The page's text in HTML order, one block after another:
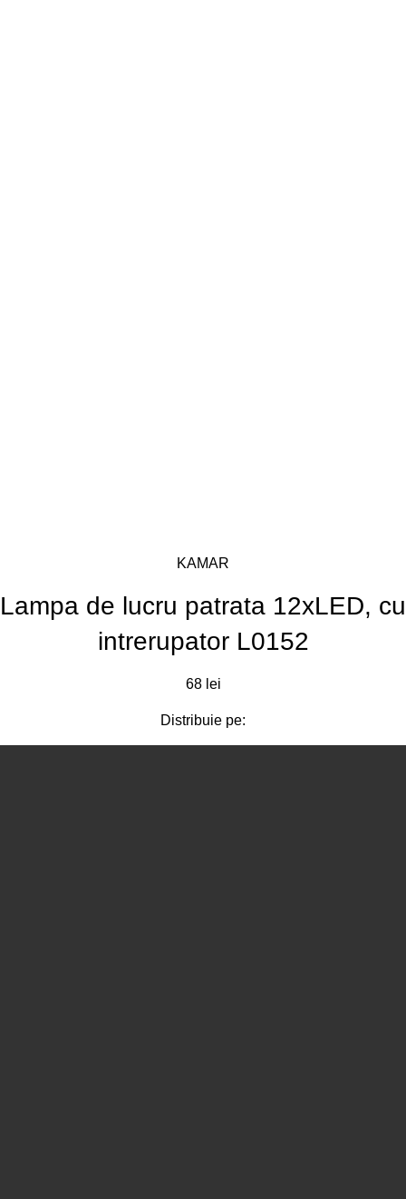
KAMAR
Lampa de lucru patrata 12xLED, cu
intrerupator L0152
68 lei
Distribuie pe: